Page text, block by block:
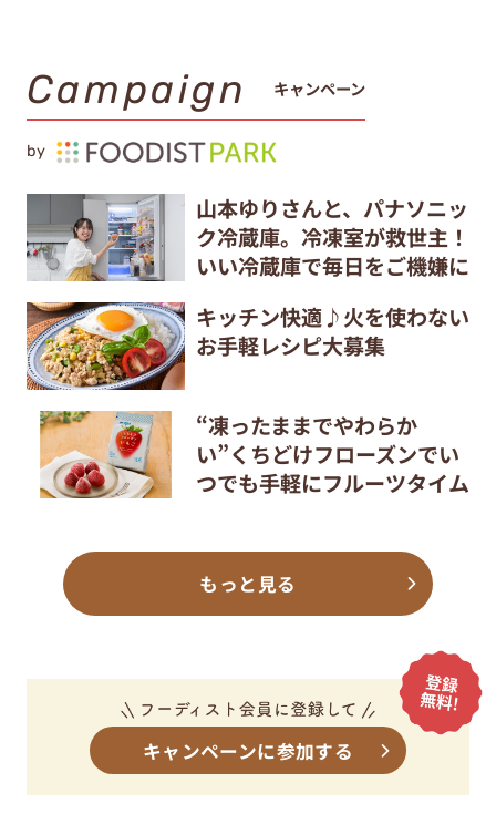
Campaign キャンペーン
by
山本ゆりさんと、パナソニッ
ク冷蔵庫。冷凍室が救世主！
いい冷蔵庫で毎日をご機嫌に
キッチン快適♪火を使わない
お手軽レシピ大募集
“凍ったままでやわらか
い”くちどけフローズンでい
つでも手軽にフルーツタイム
もっと見る
キャンペーンに参加する